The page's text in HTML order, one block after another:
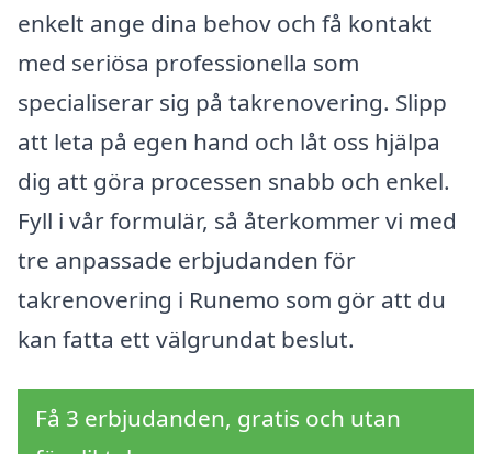
enkelt ange dina behov och få kontakt
med seriösa professionella som
specialiserar sig på takrenovering. Slipp
att leta på egen hand och låt oss hjälpa
dig att göra processen snabb och enkel.
Fyll i vår formulär, så återkommer vi med
tre anpassade erbjudanden för
takrenovering i Runemo som gör att du
kan fatta ett välgrundat beslut.
Få 3 erbjudanden, gratis och utan